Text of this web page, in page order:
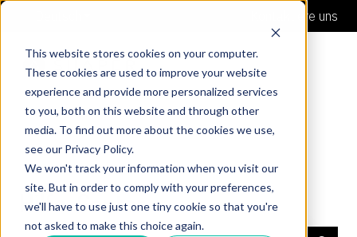
This website stores cookies on your computer.
These cookies are used to improve your website
experience and provide more personalized services
to you, both on this website and through other
media. To find out more about the cookies we use,
see our Privacy Policy.
We won't track your information when you visit our
site. But in order to comply with your preferences,
we'll have to use just one tiny cookie so that you're
not asked to make this choice again.
Kontaktiere uns
Hilfe-Center